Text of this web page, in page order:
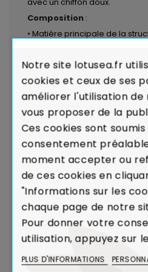
Composition :
• Matière principale de la
• Matériau complémentaire :
pin massif certifié PEFC ou
particules, finition vernis
LIVRAISON par
modalités de livraison
Garantie de Qualité :
Garantie de Conformité :
sur un produit reçu ou de
à votre commande, nous
meuble.Voir Charte de Qualité
Notre site lotusea.fr
cookies et ceux de ses
améliorer l'utilisation
vous proposer de la
Ces cookies sont
consentement
moment accepter ou
de ces cookies en
"Informations sur les
chaque page de notre
Pour donner votre
utilisation, appuyez sur
PLUS D'INFORMATIONS